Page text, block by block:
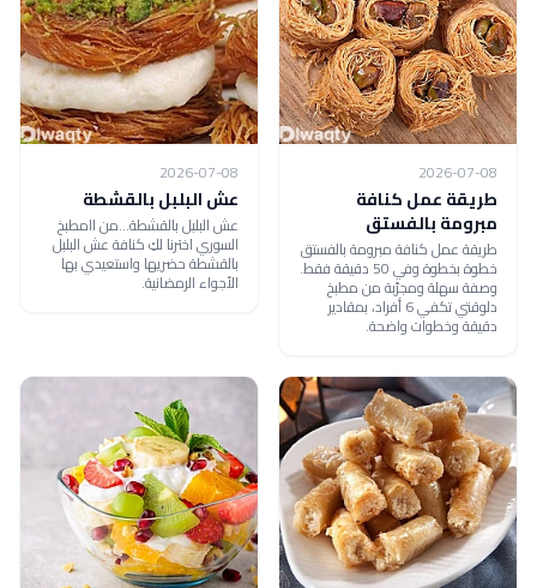
2026-07-08
طريقة عمل كنافة
مبرومة بالفستق
طريقة عمل كنافة مبرومة بالفستق
خطوة بخطوة وفي 50 دقيقة فقط.
وصفة سهلة ومجرّبة من مطبخ
دلوقتي تكفي 6 أفراد، بمقادير
دقيقة وخطوات واضحة.
2026-07-08
عش البلبل بالقشطة
عش البلبل بالقشطة...من اامطبخ
السوري اخترنا لكِ كنافة عش البلبل
بالقشطة حضريها واستعيدي بها
الأجواء الرمضانية.